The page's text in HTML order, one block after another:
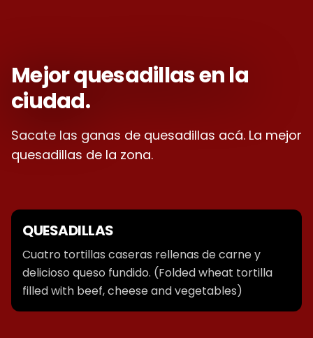
Mejor quesadillas en la
ciudad.
Sacate las ganas de quesadillas acá. La mejor
quesadillas de la zona.
QUESADILLAS
Cuatro tortillas caseras rellenas de carne y
delicioso queso fundido. (Folded wheat tortilla
filled with beef, cheese and vegetables)